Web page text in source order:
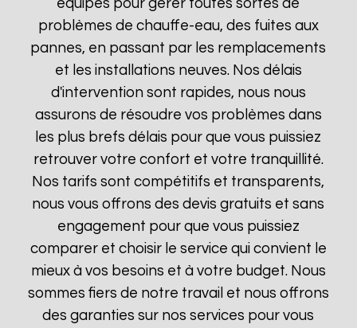
équipés pour gérer toutes sortes de
problèmes de chauffe-eau, des fuites aux
pannes, en passant par les remplacements
et les installations neuves. Nos délais
d'intervention sont rapides, nous nous
assurons de résoudre vos problèmes dans
les plus brefs délais pour que vous puissiez
retrouver votre confort et votre tranquillité.
Nos tarifs sont compétitifs et transparents,
nous vous offrons des devis gratuits et sans
engagement pour que vous puissiez
comparer et choisir le service qui convient le
mieux à vos besoins et à votre budget. Nous
sommes fiers de notre travail et nous offrons
des garanties sur nos services pour vous